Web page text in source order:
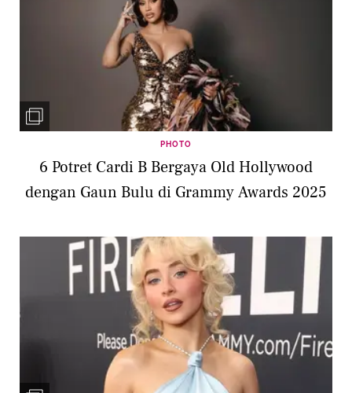
PHOTO
6 Potret Cardi B Bergaya Old Hollywood
dengan Gaun Bulu di Grammy Awards 2025